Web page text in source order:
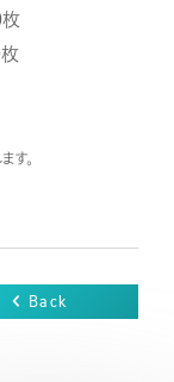
す。
Back